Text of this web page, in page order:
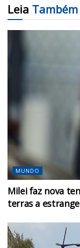
Leia Também
MUNDO
Milei faz nova
terras a